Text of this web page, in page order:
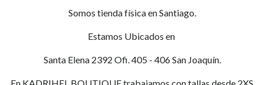
Somos tienda física en Santiago.
Estamos Ubicados en
Santa Elena 2392 Ofi. 405 - 406 San Joaquín.